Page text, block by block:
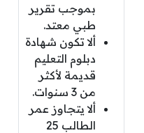
بموجب تقرير
طبي معتد.
ألا تكون شهادة
دبلوم التعليم
قديمة لأكثر
من 3 سنوات.
ألا يتجاوز عمر
الطالب 25